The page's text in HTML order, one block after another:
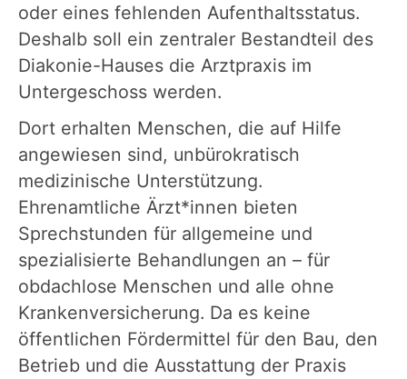
oder eines fehlenden Aufenthaltsstatus.
Deshalb soll ein zentraler Bestandteil des
Diakonie-Hauses die Arztpraxis im
Untergeschoss werden.
Dort erhalten Menschen, die auf Hilfe
angewiesen sind, unbürokratisch
medizinische Unterstützung.
Ehrenamtliche Ärzt*innen bieten
Sprechstunden für allgemeine und
spezialisierte Behandlungen an – für
obdachlose Menschen und alle ohne
Krankenversicherung. Da es keine
öffentlichen Fördermittel für den Bau, den
Betrieb und die Ausstattung der Praxis